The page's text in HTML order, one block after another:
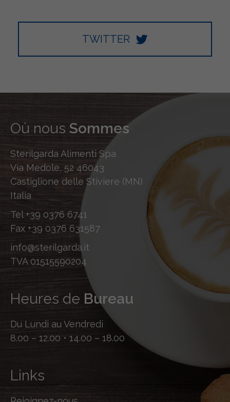
TWITTER
Où nous Sommes
Sterilgarda Alimenti Spa
Via Medole, 52 46043
Castiglione delle Stiviere (MN)
Italia
Tel +39 0376 6741
Fax +39 0376 631587
info@sterilgarda.it
TVA 01515590204
Heures de Bureau
Du Lundi au Vendredi
8.00 – 12.00 • 14.00 – 18.00
Links